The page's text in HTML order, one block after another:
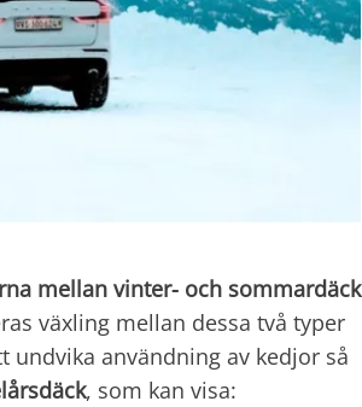
mellan vinter- och sommardäck
växling mellan dessa två typer
användning av kedjor så
, som kan visa: